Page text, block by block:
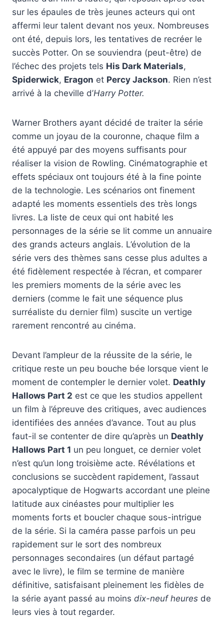
sur les épaules de très jeunes acteurs qui ont
affermi leur talent devant nos yeux. Nombreuses
ont été, depuis lors, les tentatives de recréer le
succès Potter. On se souviendra (peut-être) de
l’échec des projets tels His Dark Materials,
Spiderwick, Eragon et Percy Jackson. Rien n’est
arrivé à la cheville d’Harry Potter.
Warner Brothers ayant décidé de traiter la série
comme un joyau de la couronne, chaque film a
été appuyé par des moyens suffisants pour
réaliser la vision de Rowling. Cinématographie et
effets spéciaux ont toujours été à la fine pointe
de la technologie. Les scénarios ont finement
adapté les moments essentiels des très longs
livres. La liste de ceux qui ont habité les
personnages de la série se lit comme un annuaire
des grands acteurs anglais. L’évolution de la
série vers des thèmes sans cesse plus adultes a
été fidèlement respectée à l’écran, et comparer
les premiers moments de la série avec les
derniers (comme le fait une séquence plus
surréaliste du dernier film) suscite un vertige
rarement rencontré au cinéma.
Devant l’ampleur de la réussite de la série, le
critique reste un peu bouche bée lorsque vient le
moment de contempler le dernier volet. Deathly
Hallows Part 2 est ce que les studios appellent
un film à l’épreuve des critiques, avec audiences
identifiées des années d’avance. Tout au plus
faut-il se contenter de dire qu’après un Deathly
Hallows Part 1 un peu longuet, ce dernier volet
n’est qu’un long troisième acte. Révélations et
conclusions se succèdent rapidement, l’assaut
apocalyptique de Hogwarts accordant une pleine
latitude aux cinéastes pour multiplier les
moments forts et boucler chaque sous-intrigue
de la série. Si la caméra passe parfois un peu
rapidement sur le sort des nombreux
personnages secondaires (un défaut partagé
avec le livre), le film se termine de manière
définitive, satisfaisant pleinement les fidèles de
la série ayant passé au moins dix-neuf heures de
leurs vies à tout regarder.